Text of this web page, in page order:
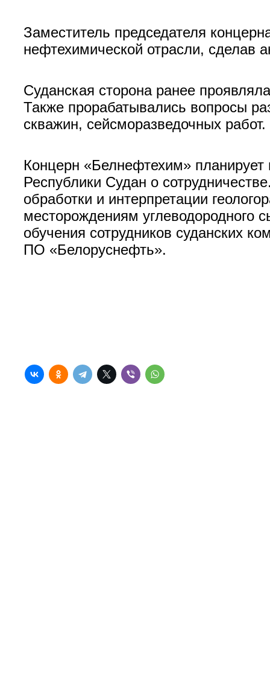
Заместитель председателя
нефтехимической отрасли, сделав
Суданская сторона ранее
Также прорабатывались вопросы
скважин, сейсморазведочных работ.
Концерн «Белнефтехим»
Республики Судан о
обработки и интерпретации
месторождениям углеводородного
обучения сотрудников суданских
ПО «Белоруснефть».